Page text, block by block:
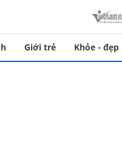
Giới trẻ Khỏe - đẹp